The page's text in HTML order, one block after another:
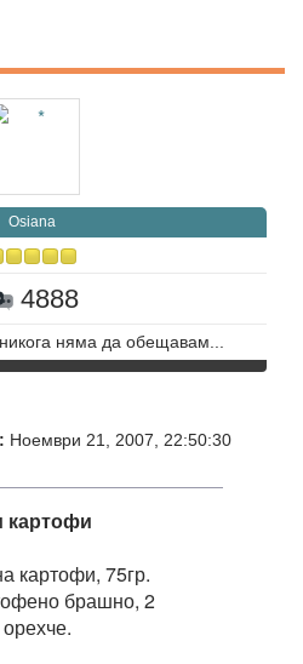
Osiana
4888
няма да обещавам...
Ноември 21, 2007, 22:50:30
картофи
картофи, 75гр.
брашно, 2